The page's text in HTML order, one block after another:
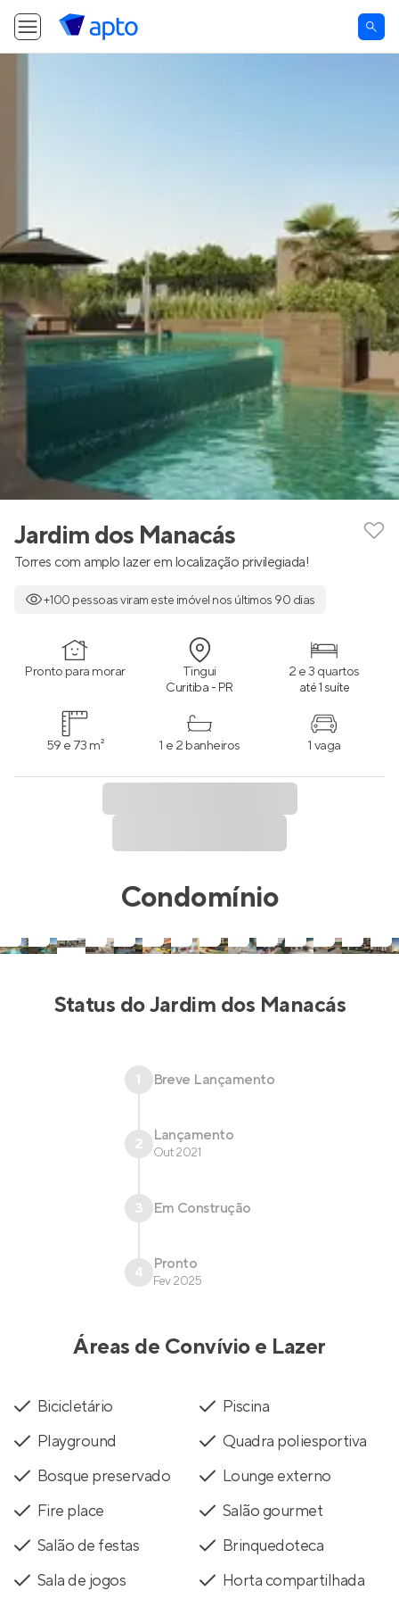
Jardim dos Manacás
Torres com amplo lazer em localização privilegiada!
+100 pessoas viram este imóvel nos últimos 90 dias
Pronto para morar Tingui
Curitiba - PR
2 e 3 quartos
até 1 suíte
59 e 73 m² 1 e 2 banheiros 1 vaga
Condomínio
Status doJardim dos Manacás
1 Breve Lançamento
2 Lançamento
Out 2021
3 Em Construção
4 Pronto
Fev 2025
Áreas de Convívio e Lazer
Bicicletário
Piscina
Playground
Quadra poliesportiva
Bosque preservado
Lounge externo
Fire place
Salão gourmet
Salão de festas
Brinquedoteca
Sala de jogos
Horta compartilhada